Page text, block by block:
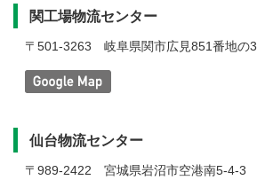
関工場物流センター
〒501-3263 岐阜県関市広見851番地の3
仙台物流センター
〒989-2422 宮城県岩沼市空港南5-4-3